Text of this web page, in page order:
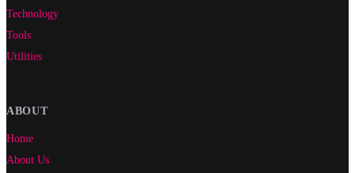
Technology
Tools
Utilities
ABOUT
Home
About Us